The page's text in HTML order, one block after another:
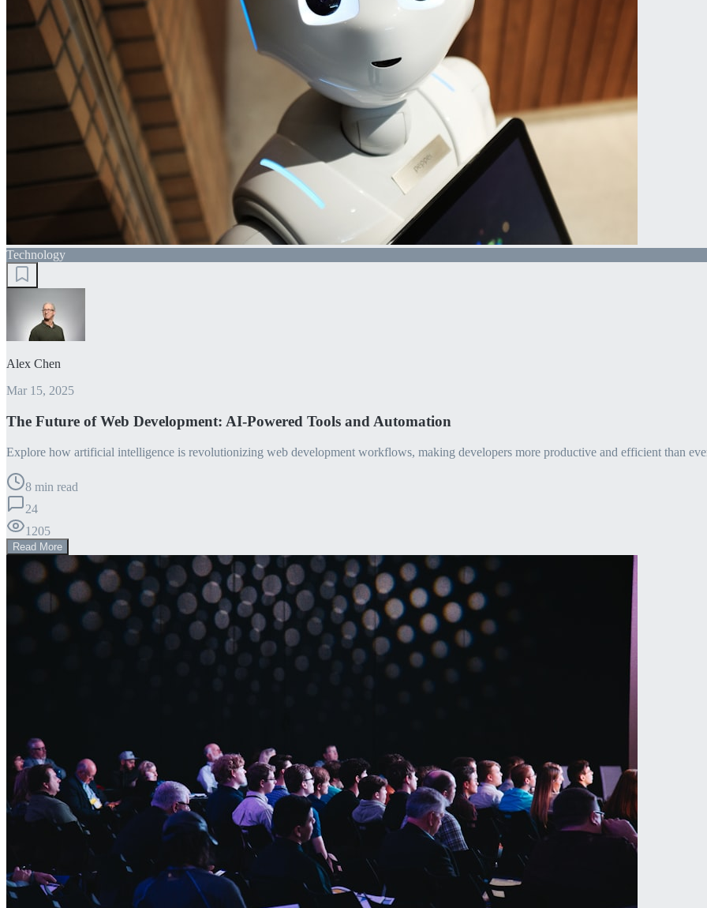
Technology
Alex Chen
Mar 15, 2025
The Future of Web Development: AI-Powered Tools and Automation
Explore how artificial intelligence is revolutionizing web development workflows, making developers more productive and efficient than
8 min read
24
1205
Read More